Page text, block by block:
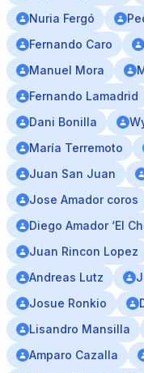
Nuria Fergó
Fernando Caro
Manuel Mora
Fernando Lamadrid
Dani Bonilla
María Terremoto
Juan San Juan
Jose Amador coros
Diego Amador ‘El
Juan Rincon Lopez
Andreas Lutz
Josue Ronkio
Lisandro Mansilla
Amparo Cazalla